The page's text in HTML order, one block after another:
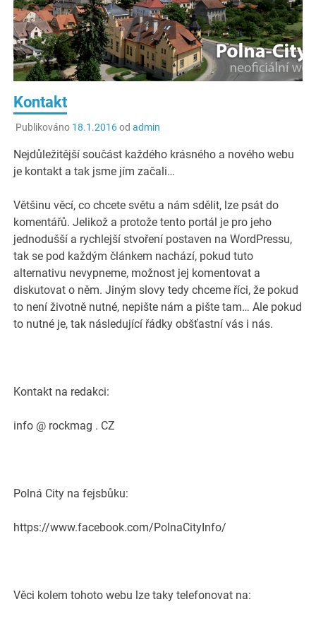
Kontakt
Publikováno 18.1.2016od admin
Nejdůležitější součást každého krásného a nového webu
je kontakt a tak jsme jím začali…
Většinu věcí, co chcete světu a nám sdělit, lze psát do
komentářů. Jelikož a protože tento portál je pro jeho
jednodušší a rychlejší stvoření postaven na WordPressu,
tak se pod každým článkem nachází, pokud tuto
alternativu nevypneme, možnost jej komentovat a
diskutovat o něm. Jiným slovy tedy chceme říci, že pokud
to není životně nutné, nepište nám a pište tam… Ale pokud
to nutné je, tak následující řádky obšťastní vás i nás.
Kontakt na redakci:
info @ rockmag . CZ
Polná City na fejsbůku:
https://www.facebook.com/PolnaCityInfo/
Věci kolem tohoto webu lze taky telefonovat na: